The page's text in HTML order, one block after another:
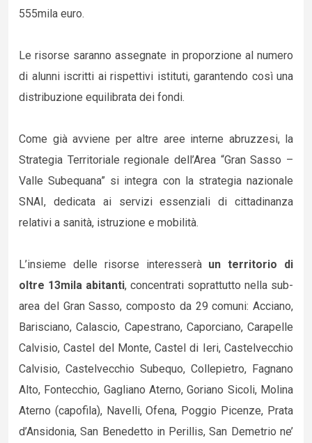
555mila euro.
Le risorse saranno assegnate in proporzione al numero
di alunni iscritti ai rispettivi istituti, garantendo così una
distribuzione equilibrata dei fondi.
Come già avviene per altre aree interne abruzzesi, la
Strategia Territoriale regionale dell’Area “Gran Sasso –
Valle Subequana” si integra con la strategia nazionale
SNAI, dedicata ai servizi essenziali di cittadinanza
relativi a sanità, istruzione e mobilità.
L’insieme delle risorse interesseràun territorio di
oltre 13mila abitanti, concentrati soprattutto nella sub-
area del Gran Sasso, composto da 29 comuni: Acciano,
Barisciano, Calascio, Capestrano, Caporciano, Carapelle
Calvisio, Castel del Monte, Castel di Ieri, Castelvecchio
Calvisio, Castelvecchio Subequo, Collepietro, Fagnano
Alto, Fontecchio, Gagliano Aterno, Goriano Sicoli, Molina
Aterno (capofila), Navelli, Ofena, Poggio Picenze, Prata
d’Ansidonia, San Benedetto in Perillis, San Demetrio ne’